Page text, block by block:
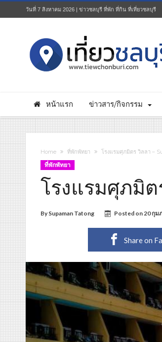
วันที่ 7 สิงหาคม 2026 | ข่าวชลบุรี ที่พัก ที่กิน ที่เที่ยวชลบุรี
หน้าแรก ข่าวสาร/กิจกรรม
Home ที่พักพัทยา โรงแรมศุภมิตร วิลลา –
ที่พักพัทยา
โรงแรมศุภมิต
By Supaman Tatong Posted on20 กุม
Share on